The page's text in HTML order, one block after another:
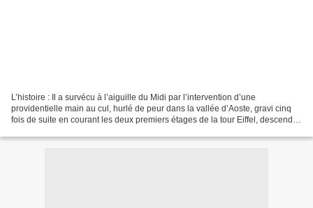
L’histoire : Il a survécu à l’aiguille du Midi par l’intervention d’une
providentielle main au cul, hurlé de peur dans la vallée d’Aoste, gravi cinq
fois de suite en courant les deux premiers étages de la tour Eiffel, descendu